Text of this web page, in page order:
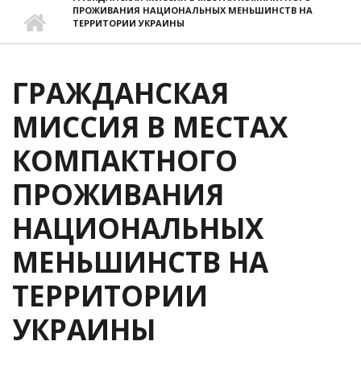
ПРОЖИВАНИЯ НАЦИОНАЛЬНЫХ МЕНЬШИНСТВ НА
ТЕРРИТОРИИ УКРАИНЫ
ГРАЖДАНСКАЯ
МИССИЯ В МЕСТАХ
КОМПАКТНОГО
ПРОЖИВАНИЯ
НАЦИОНАЛЬНЫХ
МЕНЬШИНСТВ НА
ТЕРРИТОРИИ
УКРАИНЫ